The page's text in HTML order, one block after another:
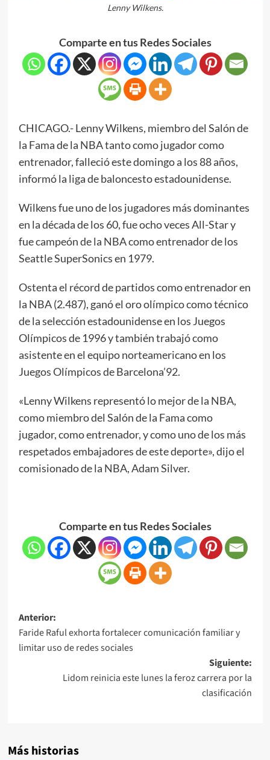
Lenny Wilkens.
Comparte en tus Redes Sociales
CHICAGO.- Lenny Wilkens, miembro del Salón de
la Fama de la NBA tanto como jugador como
entrenador, falleció este domingo a los 88 años,
informó la liga de baloncesto estadounidense.
Wilkens fue uno de los jugadores más dominantes
en la década de los 60, fue ocho veces All-Star y
fue campeón de la NBA como entrenador de los
Seattle SuperSonics en 1979.
Ostenta el récord de partidos como entrenador en
la NBA (2.487), ganó el oro olímpico como técnico
de la selección estadounidense en los Juegos
Olímpicos de 1996 y también trabajó como
asistente en el equipo norteamericano en los
Juegos Olímpicos de Barcelona’92.
«Lenny Wilkens representó lo mejor de la NBA,
como miembro del Salón de la Fama como
jugador, como entrenador, y como uno de los más
respetados embajadores de este deporte», dijo el
comisionado de la NBA, Adam Silver.
Comparte en tus Redes Sociales
Anterior:
Faride Raful exhorta fortalecer comunicación familiar y
limitar uso de redes sociales
Siguiente:
Lidom reinicia este lunes la feroz carrera por la
clasificación
Más historias